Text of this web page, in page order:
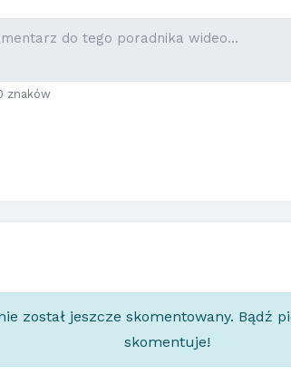
znaków
został jeszcze skomentowany. Bądź
skomentuje!